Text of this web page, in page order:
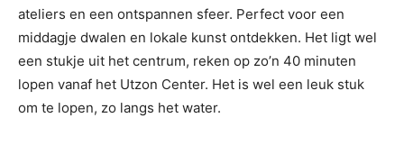
ateliers en een ontspannen sfeer. Perfect voor een
middagje dwalen en lokale kunst ontdekken. Het ligt wel
een stukje uit het centrum, reken op zo’n 40 minuten
lopen vanaf het Utzon Center. Het is wel een leuk stuk
om te lopen, zo langs het water.